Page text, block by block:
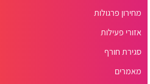
מחירון פרגולות
אזורי פעילות
סגירת חורף
מאמרים